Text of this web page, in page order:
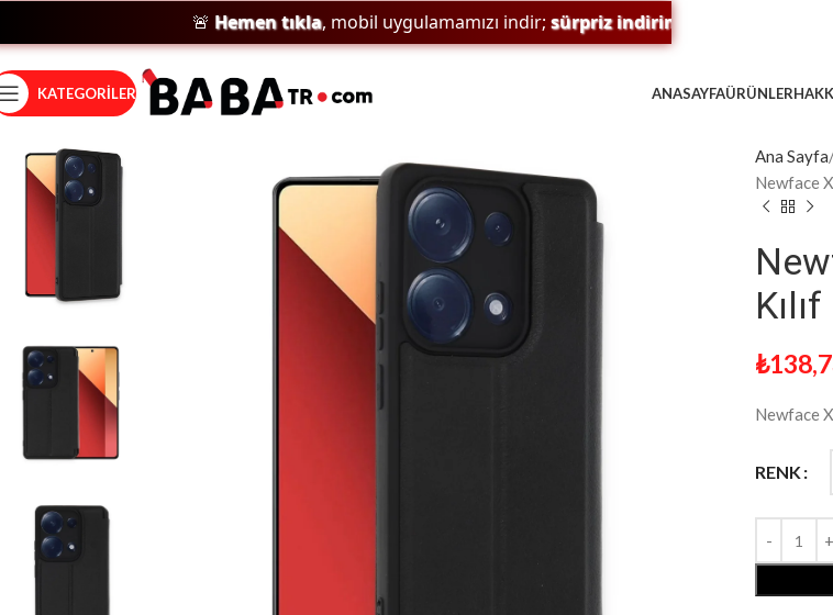
Hemen tıkla, mobil uygulamamızı indir;sürpriz indirimveödülleri
KATEGORILER ANASAYFAÜRÜNLER
Ana Sayfa
Newface
₺
Newface
RENK